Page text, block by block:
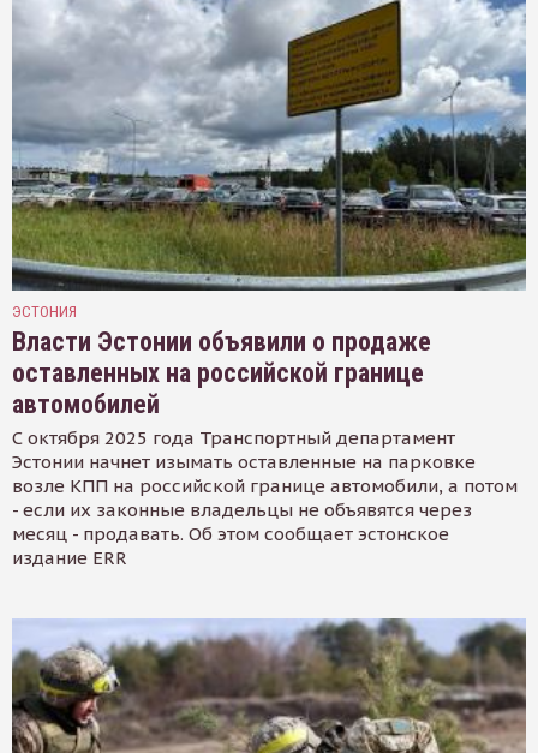
ЭСТОНИЯ
Власти Эстонии объявили о продаже
оставленных на российской границе
автомобилей
С октября 2025 года Транспортный департамент
Эстонии начнет изымать оставленные на парковке
возле КПП на российской границе автомобили, а потом
- если их законные владельцы не объявятся через
месяц - продавать. Об этом сообщает эстонское
издание ERR